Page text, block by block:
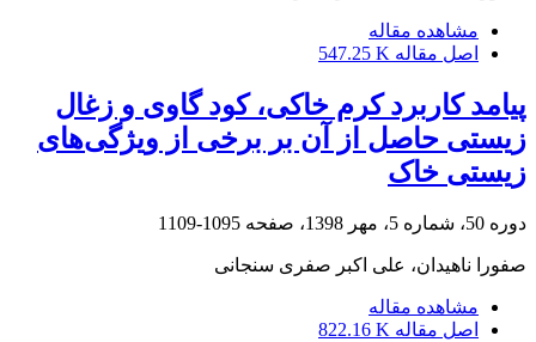
مشاهده مقاله
اصل مقاله 547.25 K
پیامد کاربرد کرم خاکی، کود گاوی و زغال
زیستی حاصل از آن بر برخی از ویژگی‌های
زیستی خاک
دوره 50، شماره 5، مهر 1398، صفحه 1095-1109
صفورا ناهیدان، علی اکبر صفری سنجانی
مشاهده مقاله
اصل مقاله 822.16 K